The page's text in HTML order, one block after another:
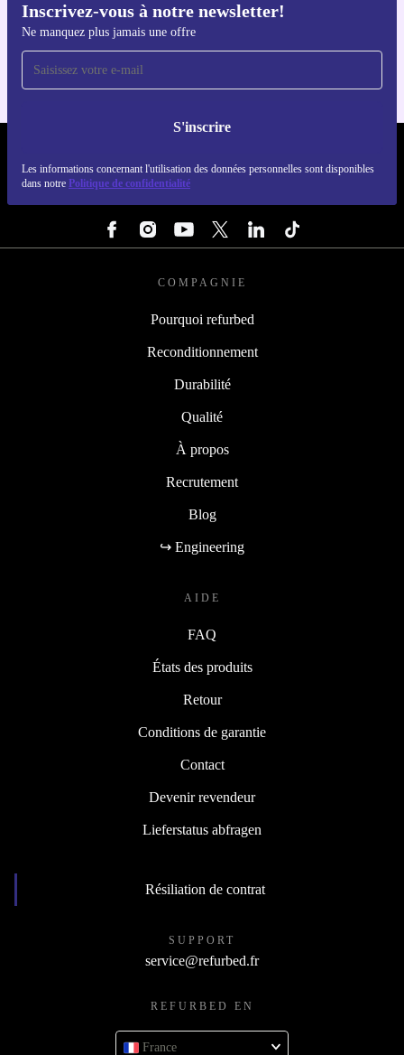
Inscrivez-vous à notre newsletter!
Ne manquez plus jamais une offre
S'inscrire
Les informations concernant l'utilisation des données personnelles sont disponibles
dans notre Politique de confidentialité
Téléchargez l'application refurbed
Pour iOS et Android
COMPAGNIE
Pourquoi refurbed
Reconditionnement
Durabilité
Qualité
À propos
Recrutement
Blog
↪ Engineering
AIDE
FAQ
États des produits
Retour
Conditions de garantie
Contact
Devenir revendeur
Lieferstatus abfragen
Résiliation de contrat
SUPPORT
service@refurbed.fr
REFURBED EN
France